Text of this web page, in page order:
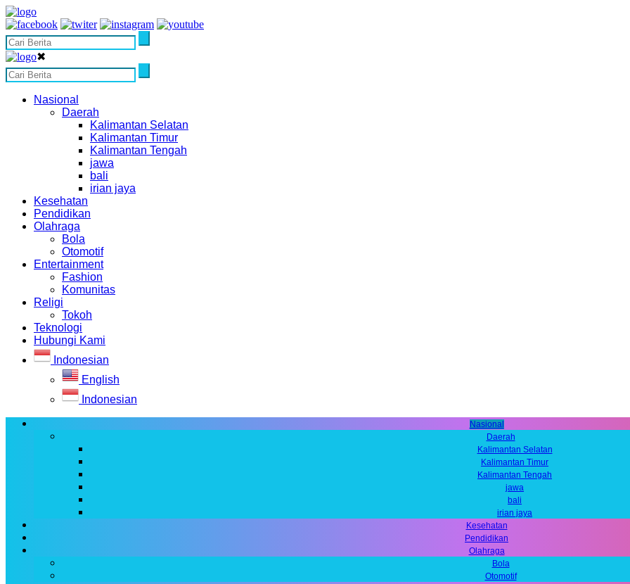
✖
Nasional
Daerah
Kalimantan Selatan
Kalimantan Timur
Kalimantan Tengah
jawa
bali
irian jaya
Kesehatan
Pendidikan
Olahraga
Bola
Otomotif
Entertainment
Fashion
Komunitas
Religi
Tokoh
Teknologi
Hubungi Kami
Indonesian
English
Indonesian
Nasional
Daerah
Kalimantan Selatan
Kalimantan Timur
Kalimantan Tengah
jawa
bali
irian jaya
Kesehatan
Pendidikan
Olahraga
Bola
Otomotif